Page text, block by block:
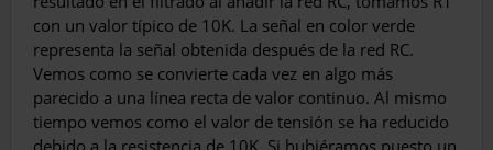
con un valor típico de 10K. La señal en color verde
representa la señal obtenida después de la red RC.
Vemos como se convierte cada vez en algo más
parecido a una línea recta de valor continuo. Al mismo
tiempo vemos como el valor de tensión se ha reducido